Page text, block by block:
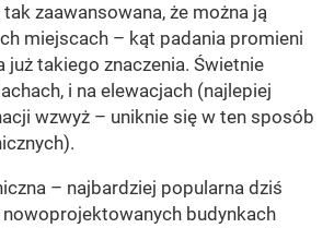
zaawansowana, że można ją
miejscach – kąt padania promieni
już takiego znaczenia. Świetnie
i na elewacjach (najlepiej
wzwyż – uniknie się w ten sposób
– najbardziej popularna dziś
budynkach